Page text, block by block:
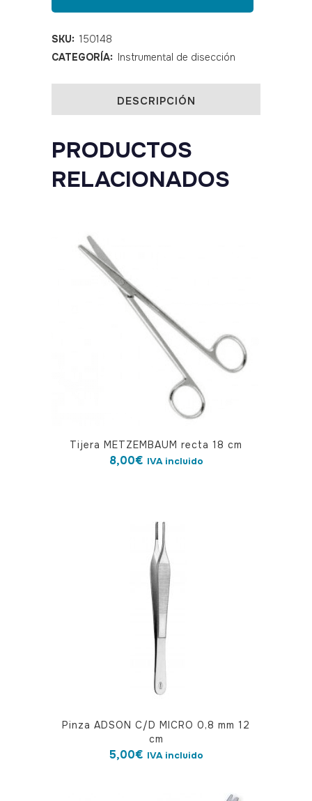
14
cm
quantity
SKU: 150148
CATEGORÍA: Instrumental de disección
DESCRIPCIÓN
PRODUCTOS
RELACIONADOS
Tijera METZEMBAUM recta 18 cm
8,00€ IVA incluido
Pinza ADSON C/D MICRO 0,8 mm 12
cm
5,00€ IVA incluido